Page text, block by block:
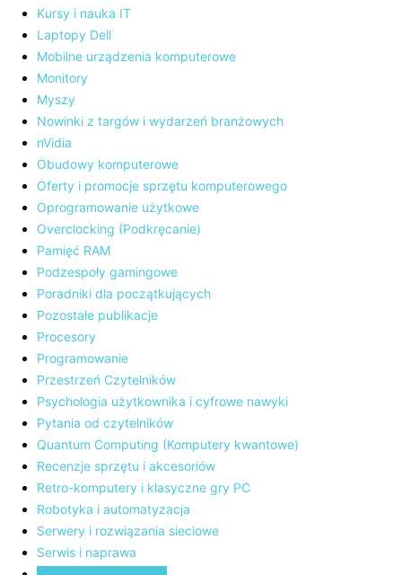
Kursy i nauka IT
Laptopy Dell
Mobilne urządzenia komputerowe
Monitory
Myszy
Nowinki z targów i wydarzeń branżowych
nVidia
Obudowy komputerowe
Oferty i promocje sprzętu komputerowego
Oprogramowanie użytkowe
Overclocking (Podkręcanie)
Pamięć RAM
Podzespoły gamingowe
Poradniki dla początkujących
Pozostałe publikacje
Procesory
Programowanie
Przestrzeń Czytelników
Psychologia użytkownika i cyfrowe nawyki
Pytania od czytelników
Quantum Computing (Komputery kwantowe)
Recenzje sprzętu i akcesoriów
Retro-komputery i klasyczne gry PC
Robotyka i automatyzacja
Serwery i rozwiązania sieciowe
Serwis i naprawa